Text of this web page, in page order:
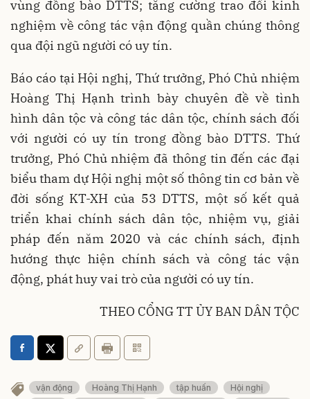
vùng đồng bào DTTS; tăng cường trao đổi kinh
nghiệm về công tác vận động quần chúng thông
qua đội ngũ người có uy tín.
Báo cáo tại Hội nghị, Thứ trưởng, Phó Chủ nhiệm
Hoàng Thị Hạnh trình bày chuyên đề về tình
hình dân tộc và công tác dân tộc, chính sách đối
với người có uy tín trong đồng bào DTTS. Thứ
trưởng, Phó Chủ nhiệm đã thông tin đến các đại
biểu tham dự Hội nghị một số thông tin cơ bản về
đời sống KT-XH của 53 DTTS, một số kết quả
triển khai chính sách dân tộc, nhiệm vụ, giải
pháp đến năm 2020 và các chính sách, định
hướng thực hiện chính sách và công tác vận
động, phát huy vai trò của người có uy tín.
THEO CỔNG TT ỦY BAN DÂN TỘC
vận động Hoàng Thị Hạnh tập huấn
Hội nghị